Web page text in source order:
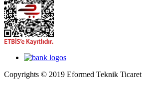
Copyrights © 2019 Eformed Teknik Ticaret